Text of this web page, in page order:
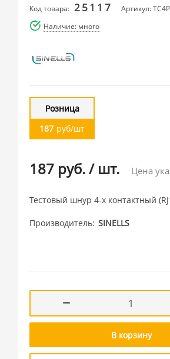
Код товара: 25117
Артикул:
Наличие: много
Розница
187 руб/шт
187 руб./ шт. Цена
Тестовый шнур 4-х контактный
Производитель SINELLS
В корзину